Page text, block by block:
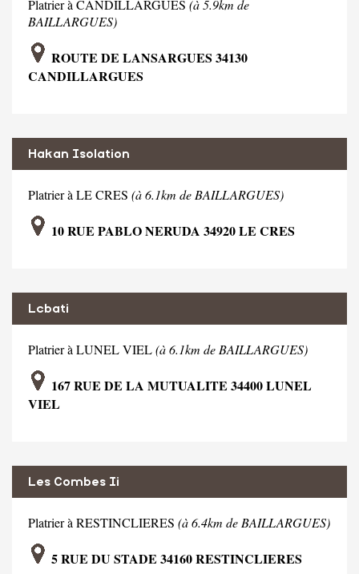
Platrier à CANDILLARGUES (à 5.9km de
BAILLARGUES)
ROUTE DE LANSARGUES 34130
CANDILLARGUES
Hakan Isolation
Platrier à LE CRES (à 6.1km de BAILLARGUES)
10 RUE PABLO NERUDA 34920 LE CRES
Lcbati
Platrier à LUNEL VIEL(à 6.1km de BAILLARGUES)
167 RUE DE LA MUTUALITE 34400 LUNEL
VIEL
Les Combes Ii
Platrier à RESTINCLIERES (à 6.4km de BAILLARGUES)
5 RUE DU STADE 34160 RESTINCLIERES